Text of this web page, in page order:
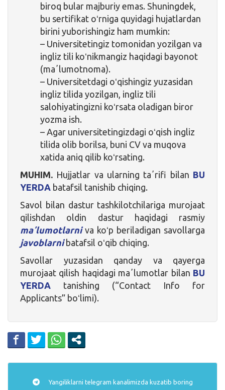
biroq bular majburiy emas. Shuningdek,
bu sertifikat oʻrniga quyidagi hujatlardan
birini yuborishingiz ham mumkin:
– Universitetingiz tomonidan yozilgan va
ingliz tili koʻnikmangiz haqidagi bayonot
(maʼlumotnoma).
– Universitetdagi oʻqishingiz yuzasidan
ingliz tilida yozilgan, ingliz tili
salohiyatingizni koʻrsata oladigan biror
yozma ish.
– Agar universitetingizdagi oʻqish ingliz
tilida olib borilsa, buni CV va muqova
xatida aniq qilib koʻrsating.
MUHIM. Hujjatlar va ularning taʼrifi bilan BU
YERDA batafsil tanishib chiqing.
Savol bilan dastur tashkilotchilariga murojaat
qilishdan oldin dastur haqidagi rasmiy
maʼlumotlarniva koʻp beriladigan savollarga
javoblarni batafsil oʻqib chiqing.
Savollar yuzasidan qanday va qayerga
murojaat qilish haqidagi maʼlumotlar bilan BU
YERDA tanishing (“Contact Info for
Applicants” boʻlimi).
Yangiliklarni telegram kanalimizda kuzatib boring